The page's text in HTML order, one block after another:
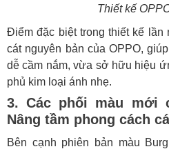
Thiết kế
Điểm đặc biệt trong thiết kế lần
cát nguyên bản của OPPO,
dễ cầm nắm, vừa sở hữu hiệu
phủ kim loại ánh nhẹ.
3. Các phối màu mới
Nâng tầm phong cách
Bên cạnh phiên bản màu